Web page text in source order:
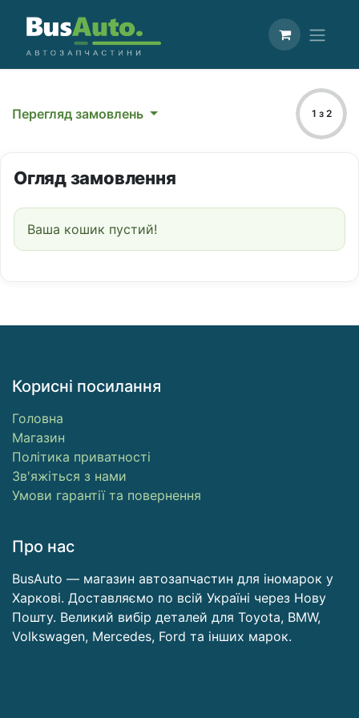
Перегляд замовлень 1 з 2
Огляд замовлення
Ваша кошик пустий!
Корисні посилання
Головна
​Магазин ​
Політика приватності
Зв'яжіться з нами
Умови гарантії та повернення
Про нас
BusAuto — магазин автозапчастин для іномарок у
Харкові. Доставляємо по всій Україні через Нову
Пошту. Великий вибір деталей для Toyota, BMW,
Volkswagen, Mercedes, Ford та інших марок.